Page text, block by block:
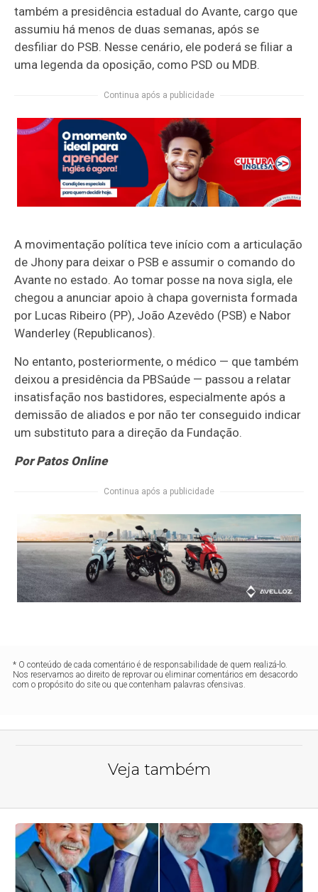
também a presidência estadual do Avante, cargo que
assumiu há menos de duas semanas, após se
desfiliar do PSB. Nesse cenário, ele poderá se filiar a
uma legenda da oposição, como PSD ou MDB.
Continua após a publicidade
A movimentação política teve início com a articulação
de Jhony para deixar o PSB e assumir o comando do
Avante no estado. Ao tomar posse na nova sigla, ele
chegou a anunciar apoio à chapa governista formada
por Lucas Ribeiro (PP), João Azevêdo (PSB) e Nabor
Wanderley (Republicanos).
No entanto, posteriormente, o médico — que também
deixou a presidência da PBSaúde — passou a relatar
insatisfação nos bastidores, especialmente após a
demissão de aliados e por não ter conseguido indicar
um substituto para a direção da Fundação.
Por Patos Online
Continua após a publicidade
* O conteúdo de cada comentário é de responsabilidade de quem realizá-lo.
Nos reservamos ao direito de reprovar ou eliminar comentários em desacordo
com o propósito do site ou que contenham palavras ofensivas.
Veja também